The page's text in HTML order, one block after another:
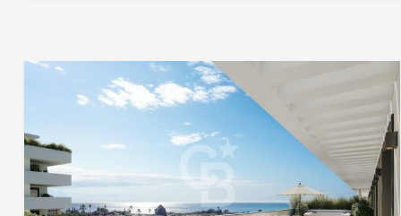
lumineuse, une salle à manger et un salon, créant un
espace confortable et fonctionnel avec une excellente
lumière naturelle partout. Une buanderie confortable
ajoute de la praticité à la vie quotidienne. Depuis le salon,
vous avez un accès direct à une terrasse généreuse de 47
m² avec une vue panoramique imprenable sur la mer, idéale
pour dîner en plein air, se détendre et se divertir. En outre, la
propriété dispose d'une deuxième terrasse privée orientée
sud-ouest, offrant encore plus d'espace de vie en plein air
et une vue imprenable non seulement sur la mer, mais
Ils
Web
Ces